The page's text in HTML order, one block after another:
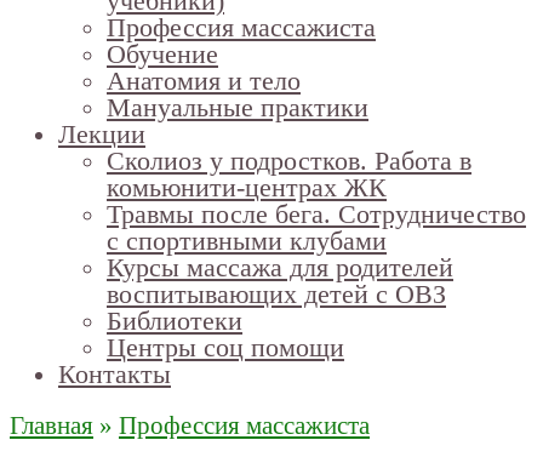
Профессия массажиста
Обучение
Анатомия и тело
Мануальные практики
Лекции
Сколиоз у подростков. Работа в
комьюнити-центрах ЖК
Травмы после бега. Сотрудничество
с спортивными клубами
Курсы массажа для родителей
воспитывающих детей с ОВЗ
Библиотеки
Центры соц помощи
Контакты
Главная » Профессия массажиста